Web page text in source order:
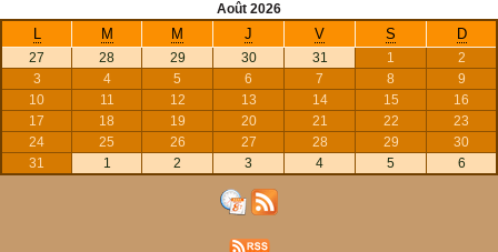
Août 2026
L M M J V S D
27 28 29 30 31 1
2
3
4 5 6 7 8
9
10
11 12 13 14 15
16
17
18 19 20 21 22
23
24
25 26 27 28 29
30
31
1 2 3 4 5 6